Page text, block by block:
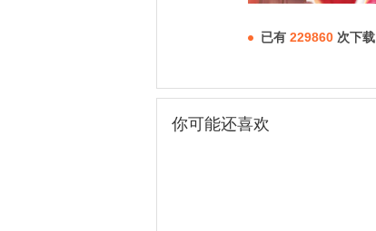
已有 229860 次下载
你可能还喜欢